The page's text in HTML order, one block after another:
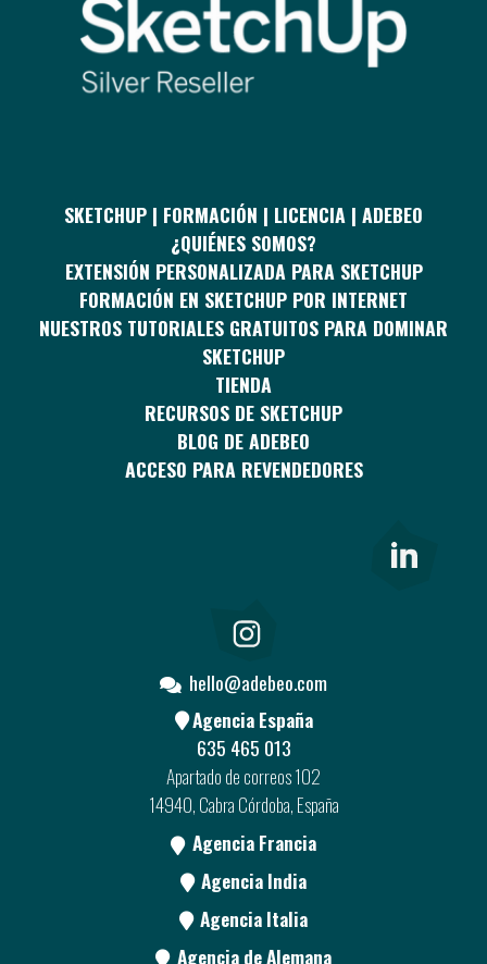
SKETCHUP | FORMACIÓN | LICENCIA | ADEBEO
¿QUIÉNES SOMOS?
EXTENSIÓN PERSONALIZADA PARA SKETCHUP
FORMACIÓN EN SKETCHUP POR INTERNET
NUESTROS TUTORIALES GRATUITOS PARA DOMINAR
SKETCHUP
TIENDA
RECURSOS DE SKETCHUP
BLOG DE ADEBEO
ACCESO PARA REVENDEDORES
hello@adebeo.com
Agencia España
635 465 013
Apartado de correos 102
14940, Cabra Córdoba, España
Agencia Francia
Agencia India
Agencia Italia
Agencia de Alemana